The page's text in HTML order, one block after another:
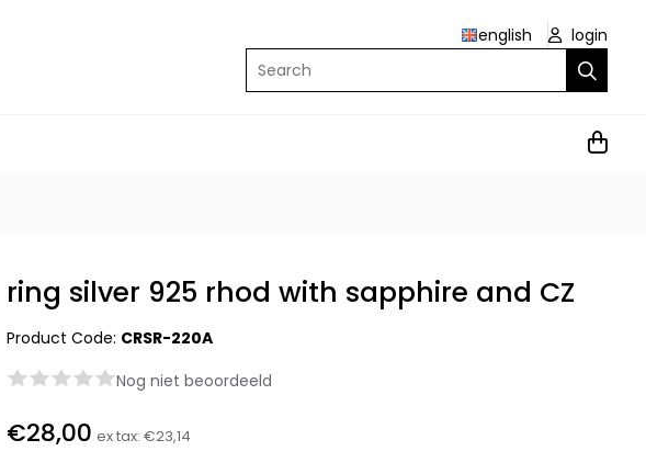
english
login
Search
ring silver 925 rhod with sapphire and CZ
Product Code: CRSR-220A
Nog niet beoordeeld
€28,00 ex tax:€23,14